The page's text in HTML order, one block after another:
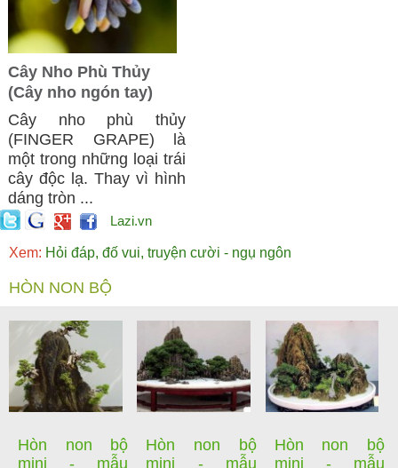
Cây Nho Phù Thủy
(Cây nho ngón tay)
Cây nho phù thủy
(FINGER GRAPE) là
một trong những loại trái
cây độc lạ. Thay vì hình
dáng tròn ...
Lazi.vn
Xem: Hỏi đáp, đố vui, truyện cười - ngụ ngôn
HÒN NON BỘ
Hòn non bộ
mini - mẫu
Hòn non bộ
mini - mẫu
Hòn non bộ
mini - mẫu